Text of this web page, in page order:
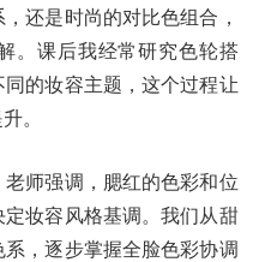
还是时尚的对比色组合，
。课后我经常研究色轮搭
的妆容主题，这个过程让
。
师强调，腮红的色彩和位
妆容风格基调。我们从甜
，逐步掌握全脸色彩协调